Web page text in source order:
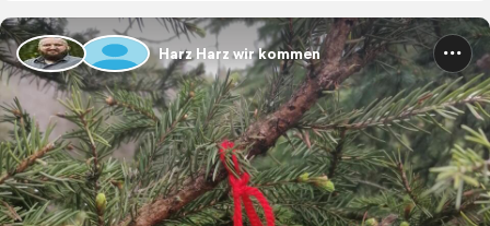
Harz Harz wir kommen